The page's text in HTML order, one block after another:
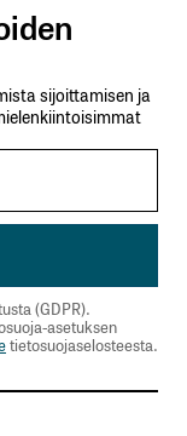
sijoittamisen ja
(GDPR).
asetuksen
tietosuojaselosteesta.